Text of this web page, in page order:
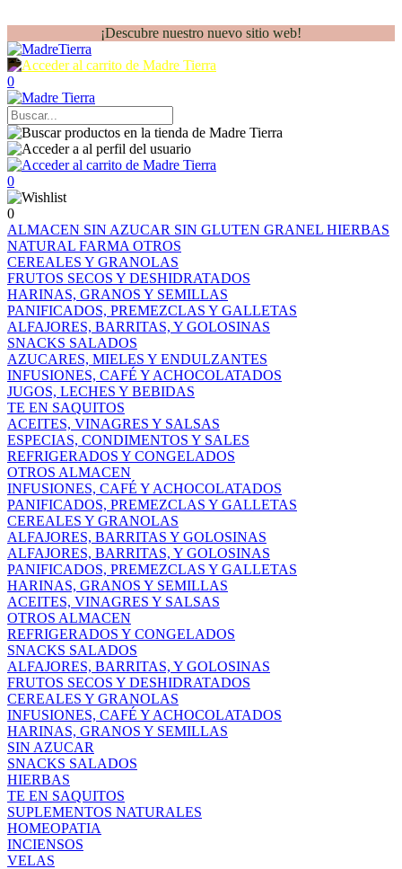
¡Descubre nuestro nuevo sitio web!
0
0
0
ALMACEN SIN AZUCAR SIN GLUTEN GRANEL HIERBAS
NATURAL FARMA OTROS
CEREALES Y GRANOLAS
FRUTOS SECOS Y DESHIDRATADOS
HARINAS, GRANOS Y SEMILLAS
PANIFICADOS, PREMEZCLAS Y GALLETAS
ALFAJORES, BARRITAS, Y GOLOSINAS
SNACKS SALADOS
AZUCARES, MIELES Y ENDULZANTES
INFUSIONES, CAFÉ Y ACHOCOLATADOS
JUGOS, LECHES Y BEBIDAS
TE EN SAQUITOS
ACEITES, VINAGRES Y SALSAS
ESPECIAS, CONDIMENTOS Y SALES
REFRIGERADOS Y CONGELADOS
OTROS ALMACEN
INFUSIONES, CAFÉ Y ACHOCOLATADOS
PANIFICADOS, PREMEZCLAS Y GALLETAS
CEREALES Y GRANOLAS
ALFAJORES, BARRITAS Y GOLOSINAS
ALFAJORES, BARRITAS, Y GOLOSINAS
PANIFICADOS, PREMEZCLAS Y GALLETAS
HARINAS, GRANOS Y SEMILLAS
ACEITES, VINAGRES Y SALSAS
OTROS ALMACEN
REFRIGERADOS Y CONGELADOS
SNACKS SALADOS
ALFAJORES, BARRITAS, Y GOLOSINAS
FRUTOS SECOS Y DESHIDRATADOS
CEREALES Y GRANOLAS
INFUSIONES, CAFÉ Y ACHOCOLATADOS
HARINAS, GRANOS Y SEMILLAS
SIN AZUCAR
SNACKS SALADOS
HIERBAS
TE EN SAQUITOS
SUPLEMENTOS NATURALES
HOMEOPATIA
INCIENSOS
VELAS